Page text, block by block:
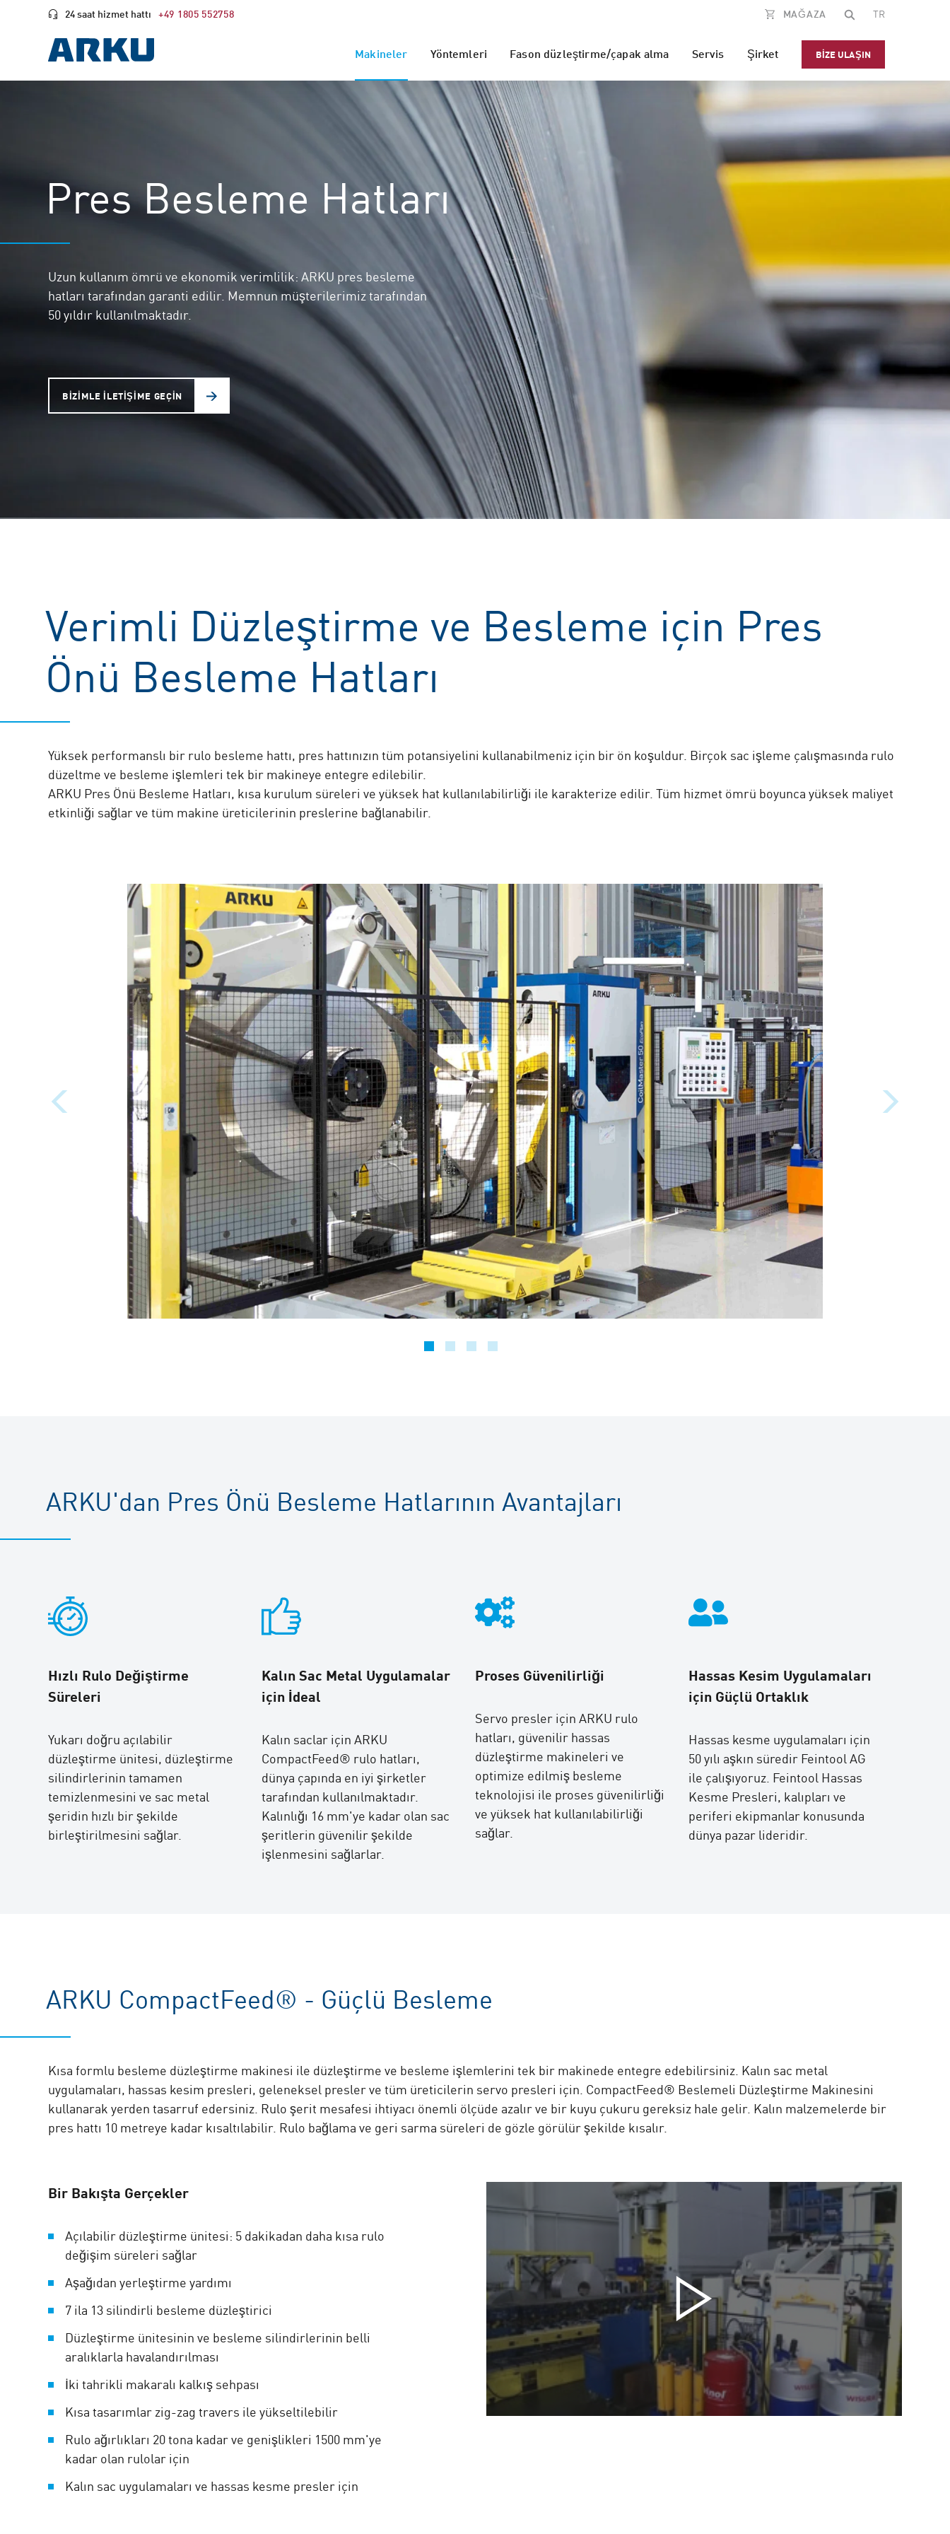
24 saat hizmet hattı +49 1805 552758 MAĞAZA TR
Makineler Yöntemleri Fason düzleştirme/çapak alma Servis Şirket BIZE ULAŞIN
Pres Besleme Hatları
Uzun kullanım ömrü ve ekonomik verimlilik: ARKU pres besleme
hatları tarafından garanti edilir. Memnun müşterilerimiz tarafından
50 yıldır kullanılmaktadır.
BIZIMLE ILETIŞIME GEÇIN
Verimli Düzleştirme ve Besleme için Pres
Önü Besleme Hatları
Yüksek performanslı bir rulo besleme hattı, pres hattınızın tüm potansiyelini kullanabilmeniz için bir ön koşuldur. Birçok sac işleme çalışmasında rulo
düzeltme ve besleme işlemleri tek bir makineye entegre edilebilir.
ARKU Pres Önü Besleme Hatları, kısa kurulum süreleri ve yüksek hat kullanılabilirliği ile karakterize edilir. Tüm hizmet ömrü boyunca yüksek maliyet
etkinliği sağlar ve tüm makine üreticilerinin preslerine bağlanabilir.
ARKU'dan Pres Önü Besleme Hatlarının Avantajları
Hızlı Rulo Değiştirme
Süreleri
Yukarı doğru açılabilir
düzleştirme ünitesi, düzleştirme
silindirlerinin tamamen
temizlenmesini ve sac metal
şeridin hızlı bir şekilde
birleştirilmesini sağlar.
Kalın Sac Metal Uygulamalar
için İdeal
Kalın saclar için ARKU
CompactFeed® rulo hatları,
dünya çapında en iyi şirketler
tarafından kullanılmaktadır.
Kalınlığı 16 mm'ye kadar olan sac
şeritlerin güvenilir şekilde
işlenmesini sağlarlar.
Proses Güvenilirliği
Servo presler için ARKU rulo
hatları, güvenilir hassas
düzleştirme makineleri ve
optimize edilmiş besleme
teknolojisi ile proses güvenilirliği
ve yüksek hat kullanılabilirliği
sağlar.
Hassas Kesim Uygulamaları
için Güçlü Ortaklık
Hassas kesme uygulamaları için
50 yılı aşkın süredir Feintool AG
ile çalışıyoruz. Feintool Hassas
Kesme Presleri, kalıpları ve
periferi ekipmanlar konusunda
dünya pazar lideridir.
ARKU CompactFeed® - Güçlü Besleme
Kısa formlu besleme düzleştirme makinesi ile düzleştirme ve besleme işlemlerini tek bir makinede entegre edebilirsiniz. Kalın sac metal
uygulamaları, hassas kesim presleri, geleneksel presler ve tüm üreticilerin servo presleri için. CompactFeed® Beslemeli Düzleştirme Makinesini
kullanarak yerden tasarruf edersiniz. Rulo şerit mesafesi ihtiyacı önemli ölçüde azalır ve bir kuyu çukuru gereksiz hale gelir. Kalın malzemelerde bir
pres hattı 10 metreye kadar kısaltılabilir. Rulo bağlama ve geri sarma süreleri de gözle görülür şekilde kısalır.
Bir Bakışta Gerçekler
Açılabilir düzleştirme ünitesi: 5 dakikadan daha kısa rulo
değişim süreleri sağlar
Aşağıdan yerleştirme yardımı
7 ila 13 silindirli besleme düzleştirici
Düzleştirme ünitesinin ve besleme silindirlerinin belli
aralıklarla havalandırılması
İki tahrikli makaralı kalkış sehpası
Kısa tasarımlar zig-zag travers ile yükseltilebilir
Rulo ağırlıkları 20 tona kadar ve genişlikleri 1500 mm'ye
kadar olan rulolar için
Kalın sac uygulamaları ve hassas kesme presler için